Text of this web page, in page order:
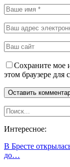
Сохраните мое
этом браузере
Интересное:
В Бресте
до…